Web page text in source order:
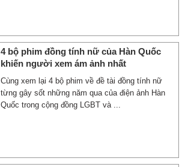
4 bộ phim đồng tính nữ của Hàn Quốc
khiến người xem ám ảnh nhất
Cùng xem lại 4 bộ phim về đề tài đồng tính nữ
từng gây sốt những năm qua của điện ảnh Hàn
Quốc trong cộng đồng LGBT và ...